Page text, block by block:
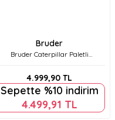
Bruder
Bruder Caterpillar Paletli
4.999,90 TL
Sepette %10 indirim
4.499,91 TL